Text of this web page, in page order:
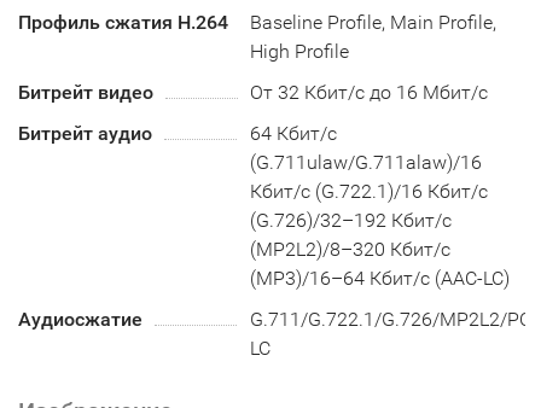
Профиль сжатия H.264
Baseline Profile, Main Profile,
High Profile
Битрейт видео
От 32 Кбит/с до 16 Мбит/с
Битрейт аудио
64 Кбит/с
(G.711ulaw/G.711alaw)/16
Кбит/с (G.722.1)/16 Кбит/с
(G.726)/32–192 Кбит/с
(MP2L2)/8–320 Кбит/с
(MP3)/16–64 Кбит/с (AAC-LC)
Аудиосжатие
G.711/G.722.1/G.726/MP2L2/
LC